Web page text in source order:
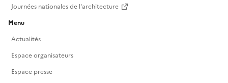
Journées nationales de l'architecture
Menu
Actualités
Espace organisateurs
Espace presse